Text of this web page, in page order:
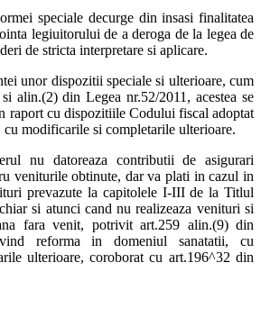
speciale decurge din insasi finalitatea
legiuitorului de a deroga de la legea de
de stricta interpretare si aplicare.
unor dispozitii speciale si ulterioare, cum
alin.(2) din Legea nr.52/2011, acestea se
raport cu dispozitiile Codului fiscal adoptat
modificarile si completarile ulterioare.
nu datoreaza contributii de asigurari
veniturile obtinute, dar va plati in cazul in
prevazute la capitolele I-III de la Titlul
si atunci cand nu realizeaza venituri si
fara venit, potrivit art.259 alin.(9) din
reforma in domeniul sanatatii, cu
ulterioare, coroborat cu art.196^32 din